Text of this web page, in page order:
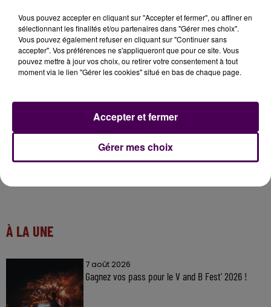
À LA UNE
7 août 2026
Gagnez vos pass pour le V and B Fest' 2026 !
Vous pouvez accepter en cliquant sur "Accepter et fermer", ou affiner en
sélectionnant les finalités et/ou partenaires dans "Gérer mes choix".
Vous pouvez également refuser en cliquant sur "Continuer sans
accepter". Vos préférences ne s'appliqueront que pour ce site. Vous
pouvez mettre à jour vos choix, ou retirer votre consentement à tout
moment via le lien "Gérer les cookies" situé en bas de chaque page.
Gérer mes choix
Accepter et fermer